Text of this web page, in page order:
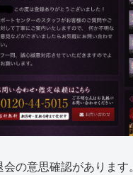
の意思確認があります。